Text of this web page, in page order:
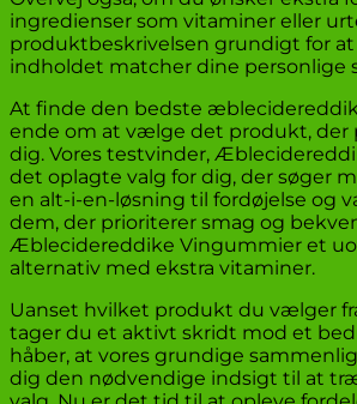
ingredienser som vitaminer eller
produktbeskrivelsen grundigt for at
indholdet matcher dine personlige
At finde den bedste
ende om at vælge det produkt, der
dig. Vores testvinder,
det oplagte valg for dig, der søger
en alt-i-en-løsning til fordøjelse og
dem, der prioriterer smag og
Æblecidereddike Vingummier et
alternativ med ekstra vitaminer.
Uanset hvilket produkt du vælger
tager du et aktivt skridt mod et
håber, at vores grundige
dig den nødvendige indsigt til at